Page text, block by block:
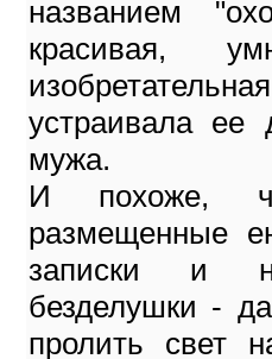
названием
красивая,
устраивала ее
мужа.
И похоже,
размещенные
записки и
безделушки -
пролить свет